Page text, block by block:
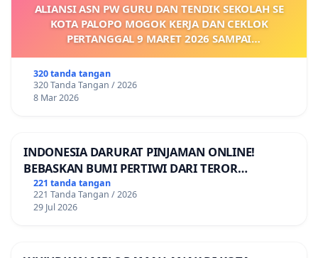
ALIANSI ASN PW GURU DAN TENDIK SEKOLAH SE
KOTA PALOPO MOGOK KERJA DAN CEKLOK
PERTANGGAL 9 MARET 2026 SAMPAI
KEJELASAN SUMBER GAJI POKOK
320 tanda tangan
320 Tanda Tangan / 2026
8 Mar 2026
INDONESIA DARURAT PINJAMAN ONLINE!
BEBASKAN BUMI PERTIWI DARI TEROR
PINJAMAN ONLINE! TUTUP PINJOL!
221 tanda tangan
221 Tanda Tangan / 2026
29 Jul 2026